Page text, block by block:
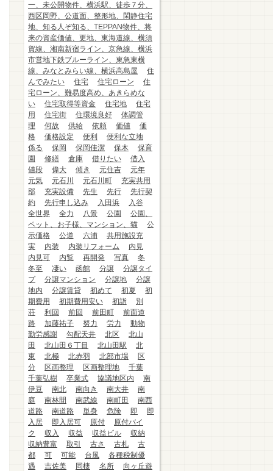
一、未公開物件、横浜駅、徒歩７分、
西区岡野、公道面、整形地、閑静住宅
地、知る人ぞ知る、TEPPAN物件、将
来の資産価値、更地、東海道線、横須
賀線、湘南新宿ライン、京急線、横浜
市営地下鉄ブルーライン、東急東横
線、みなとみらい線、横浜高島屋
住
んでみたい
住宅 住宅ローン
住
宅ローン、難易度高め、あきらめな
い
住宅取得等資金 住宅地
住宅
用
住宅街 住環境良好
体調管
理
何故 供給 依頼 価値
価
格
価格設定 便利
便利な立地
係る
保岡 保岡佳潔 保木
保育
園
修繕 倉庫 借りたい
借入
値段
偉大 傾き 元住吉
元年
元気
元石川 元石川町
充実共用
部
充実設備 先生 先行
先行契
約
先行申し込み 入田浜
入谷
全世界
全力 八景 公園
公園、
ペット、お子様、マンション、猫
公
示価格
公道 六浦
共用施設充
実
内装 内装リフォーム
内見
内見可
内覧 再開発 写真
冬
冬至
凄い 函館 分譲
分譲タイ
プ
分譲マンション 分譲地
分譲
地内
分譲賃貸 初めて 初夏
初
期費用
初期費用安い 初詣
別
荘
利回 前回 前田町
前面道
路
加藤祐子 努力 労力
動物
勤労感謝
勾配天井 北区
北山
田
北山田６丁目 北山田駅
北
東
北極 北赤羽 北部市場
区
分
区画整理 区画整理地
千葉
千葉弘樹
卒業式 協議地区内
南
伊豆
南北 南向き 南大井
南
庭
南林間 南武線 南町田
南西
道路
南道路 単身 危険 即
即
入居
即入居可 原付
原付バイ
ク
収入 収益 収益ビル
収納
収納豊富
取引 古さ 古札
古
都
可 可能 台風
各種税制優
遇
吉佐美 同棲 名所
向ヶ丘遊